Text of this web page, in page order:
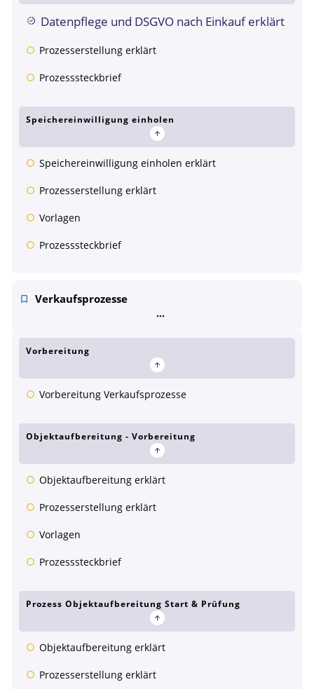
Datenpflege und DSGVO nach Einkauf erklärt
Prozesserstellung erklärt
Prozesssteckbrief
Speichereinwilligung einholen
Speichereinwilligung einholen erklärt
Prozesserstellung erklärt
Vorlagen
Prozesssteckbrief
Verkaufsprozesse
Vorbereitung
Vorbereitung Verkaufsprozesse
Objektaufbereitung - Vorbereitung
Objektaufbereitung erklärt
Prozesserstellung erklärt
Vorlagen
Prozesssteckbrief
Prozess Objektaufbereitung Start & Prüfung
Objektaufbereitung erklärt
Prozesserstellung erklärt